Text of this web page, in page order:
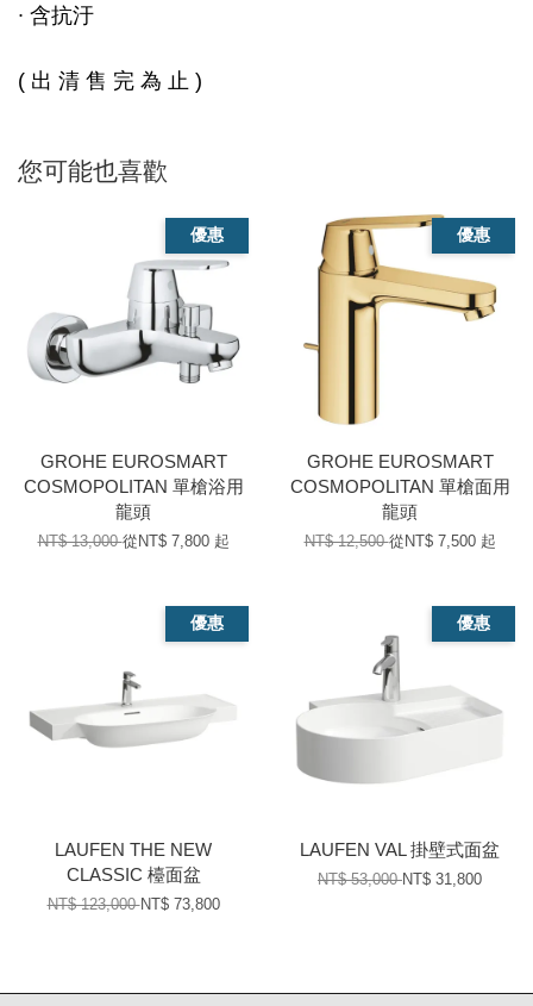
∙ 含抗汙
( 出 清 售 完 為 止 )
您可能也喜歡
優惠
GROHE EUROSMART
COSMOPOLITAN 單槍浴用
龍頭
NT$ 13,000從NT$ 7,800 起
優惠
GROHE EUROSMART
COSMOPOLITAN 單槍面用
龍頭
NT$ 12,500從NT$ 7,500 起
優惠
LAUFEN THE NEW
CLASSIC 檯面盆
NT$ 123,000NT$ 73,800
優惠
LAUFEN VAL 掛壁式面盆
NT$ 53,000NT$ 31,800